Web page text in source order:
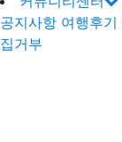
공지사항 여행후기
집거부